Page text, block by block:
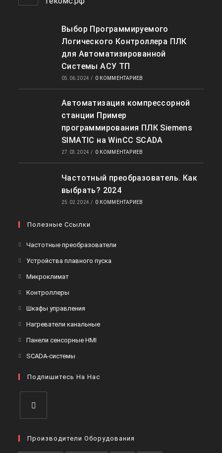
Выбор Программируемого
Логического Контроллера ПЛК
для Автоматизированной
Системы АСУ ТП
05.06.2024 / 0 КОММЕНТАРИЕВ
Автоматизация компрессорной
станции Пример
программирования ПЛК Siemens
SIMATIC на WinCC SCADA
27.03.2024 / 0 КОММЕНТАРИЕВ
Частотный преобразователь. Как
выбрать? 2024
25.02.2024 / 0 КОММЕНТАРИЕВ
Полезные Ссылки
Частотные преобразователи
Устройства плавного пуска
МикроклиматОткроется
вкладке
Контроллеры
вкладке
Шкафы управления
вкладке
Нагреватели канальныеОткроется
Панели сенсорные HMI
вкладке
SCADA-системы
новой
Подпишитесь На Нас
в
Производители Оборудования